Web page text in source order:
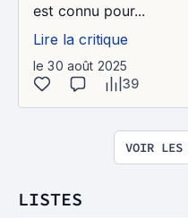
est connu pour...
Lire la critique
le 30 août 2025
39
VOIR
LISTES